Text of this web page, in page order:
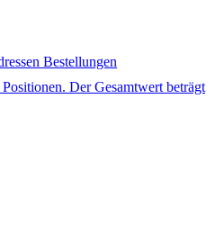
Bestellungen
Der Gesamtwert beträgt